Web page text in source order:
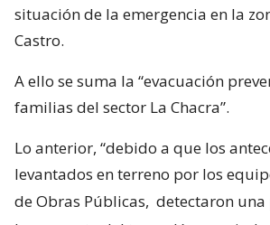
situación de la emergencia en la
Castro.
A ello se suma la “evacuación
familias del sector La Chacra”.
Lo anterior, “debido a que los
levantados en terreno por los
de Obras Públicas, detectaron